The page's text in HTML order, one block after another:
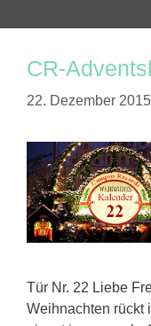
CR-
22. Dezember 2015
Tür Nr. 22 Liebe
Weihnachten rückt